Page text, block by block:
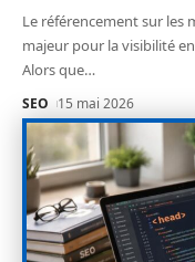
Le référencement sur les
majeur pour la visibilité
Alors que…
SEO 15 mai 2026